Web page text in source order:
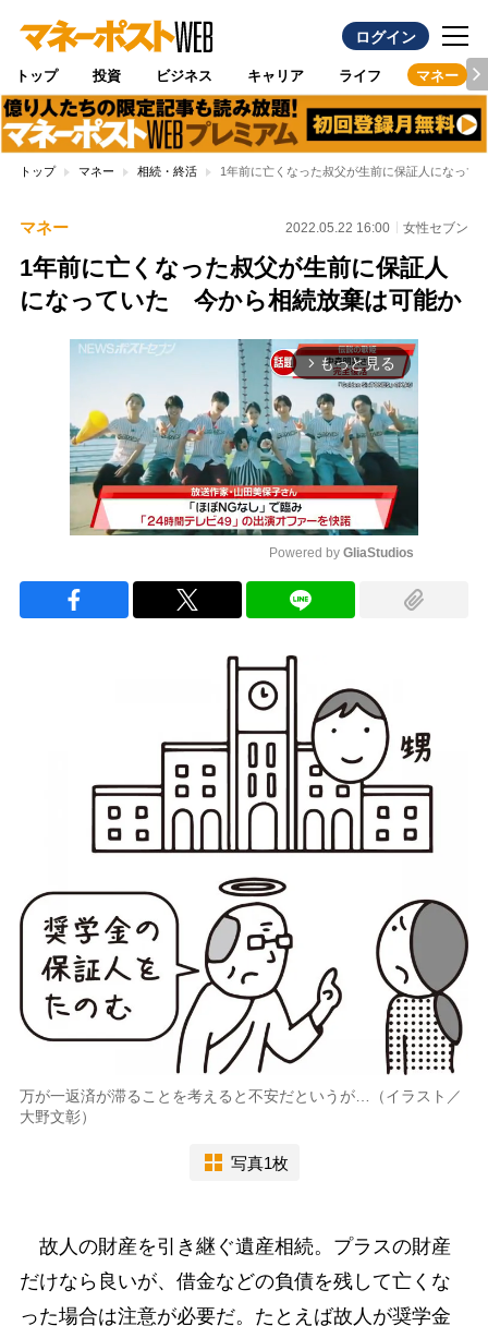
ログイン
トップ 投資 ビジネス キャリア ライフ マネー
トップ マネー 相続・終活 1年前に亡くなった叔父が生前に保証人になっ
マネー 2022.05.22 16:00 女性セブン
1年前に亡くなった叔父が生前に保証人
になっていた 今から相続放棄は可能か
arrow_forward_ios もっと見る
Powered by GliaStudios
万が一返済が滞ることを考えると不安だというが…（イラスト／
大野文彰）
写真1枚
故人の財産を引き継ぐ遺産相続。プラスの財産
だけなら良いが、借金などの負債を残して亡くな
った場合は注意が必要だ。たとえば故人が奨学金